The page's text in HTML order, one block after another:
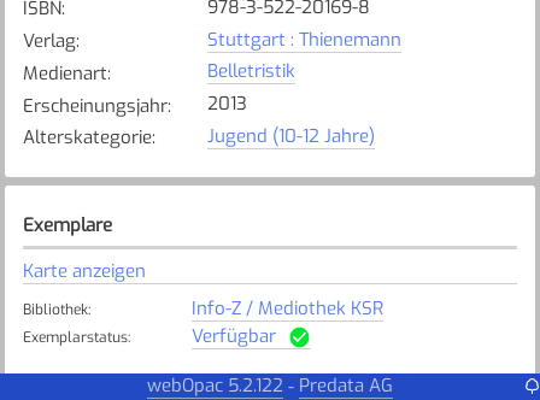
ISBN:
978-3-522-20169-8
Verlag:
Stuttgart : Thienemann
Medienart:
Belletristik
Erscheinungsjahr:
2013
Alterskategorie: Jugend (10-12 Jahre)
Exemplare
Karte anzeigen
Bibliothek: Info-Z / Mediothek KSR
Exemplarstatus: Verfügbar
Steinhausen
webOpac 5.2.122 - Predata AG